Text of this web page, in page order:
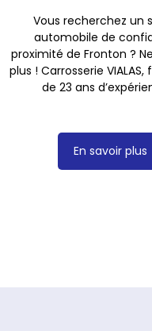
Vous recherchez un
automobile de
proximité de Fronton ?
plus ! Carrosserie
de 23 ans
En savoir plus